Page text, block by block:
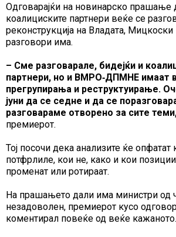
Одговарајќи на новинарско прашање
коалициските партнери веќе се
реконструкција на Владата,
разговори има.
– Сме разговарале, бидејќи и
партнери, но и ВМРО‑ДПМНЕ имаат
прегрупирања и реструктуирање.
јуни да се седне и да се
разговараме отворено за сите
премиерот.
Тој посочи дека анализите ќе опфатат
потфрлиле, кои не, како и кои
променат или ротираат.
На прашањето дали има министри од
незадоволен, премиерот кусо
коментирал повеќе од веќе кажаното.